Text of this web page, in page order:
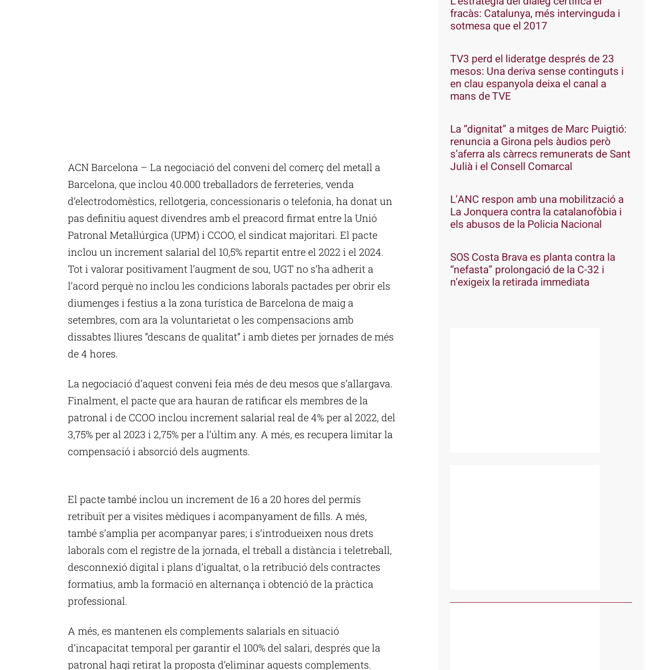
ACN Barcelona – La negociació del conveni del comerç del metall a
Barcelona, que inclou 40.000 treballadors de ferreteries, venda
d’electrodomèstics, rellotgeria, concessionaris o telefonia, ha donat un
pas definitiu aquest divendres amb el preacord firmat entre la Unió
Patronal Metal·lúrgica (UPM) i CCOO, el sindicat majoritari. El pacte
inclou un increment salarial del 10,5% repartit entre el 2022 i el 2024.
Tot i valorar positivament l’augment de sou, UGT no s’ha adherit a
l’acord perquè no inclou les condicions laborals pactades per obrir els
diumenges i festius a la zona turística de Barcelona de maig a
setembres, com ara la voluntarietat o les compensacions amb
dissabtes lliures “descans de qualitat” i amb dietes per jornades de més
de 4 hores.
La negociació d’aquest conveni feia més de deu mesos que s’allargava.
Finalment, el pacte que ara hauran de ratificar els membres de la
patronal i de CCOO inclou increment salarial real de 4% per al 2022, del
3,75% per al 2023 i 2,75% per a l’últim any. A més, es recupera limitar la
compensació i absorció dels augments.
El pacte també inclou un increment de 16 a 20 hores del permís
retribuït per a visites mèdiques i acompanyament de fills. A més,
també s’amplia per acompanyar pares; i s’introdueixen nous drets
laborals com el registre de la jornada, el treball a distància i teletreball,
desconnexió digital i plans d’igualtat, o la retribució dels contractes
formatius, amb la formació en alternança i obtenció de la pràctica
professional.
A més, es mantenen els complements salarials en situació
d’incapacitat temporal per garantir el 100% del salari, després que la
patronal hagi retirat la proposta d’eliminar aquests complements.
fracàs: Catalunya, més intervinguda i
sotmesa que el 2017
TV3 perd el lideratge després de 23
mesos: Una deriva sense continguts i
en clau espanyola deixa el canal a
mans de TVE
La “dignitat” a mitges de Marc Puigtió:
renuncia a Girona pels àudios però
s’aferra als càrrecs remunerats de Sant
Julià i el Consell Comarcal
L’ANC respon amb una mobilització a
La Jonquera contra la catalanofòbia i
els abusos de la Policia Nacional
SOS Costa Brava es planta contra la
“nefasta” prolongació de la C-32 i
n’exigeix la retirada immediata